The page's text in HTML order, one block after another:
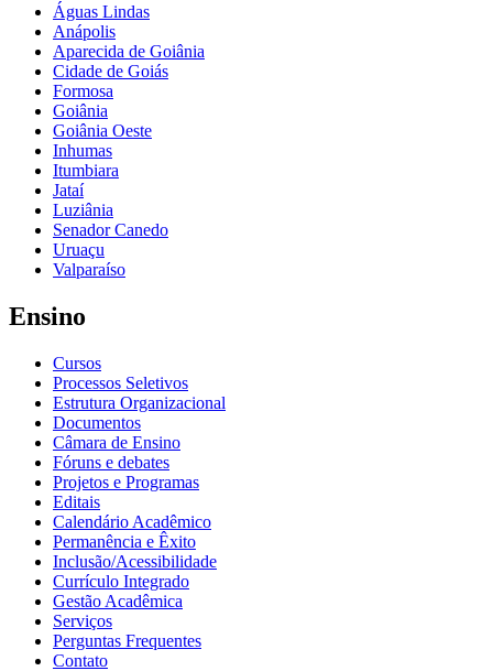
Águas Lindas
Anápolis
Aparecida de Goiânia
Cidade de Goiás
Formosa
Goiânia
Goiânia Oeste
Inhumas
Itumbiara
Jataí
Luziânia
Senador Canedo
Uruaçu
Valparaíso
Ensino
Cursos
Processos Seletivos
Estrutura Organizacional
Documentos
Câmara de Ensino
Fóruns e debates
Projetos e Programas
Editais
Calendário Acadêmico
Permanência e Êxito
Inclusão/Acessibilidade
Currículo Integrado
Gestão Acadêmica
Serviços
Perguntas Frequentes
Contato